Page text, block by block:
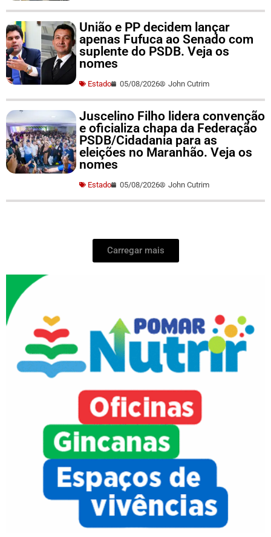
União e PP decidem lançar
apenas Fufuca ao Senado com
suplente do PSDB. Veja os
nomes
Estado 05/08/2026 John Cutrim
Juscelino Filho lidera convenção
e oficializa chapa da Federação
PSDB/Cidadania para as
eleições no Maranhão. Veja os
nomes
Estado 05/08/2026 John Cutrim
Carregar mais